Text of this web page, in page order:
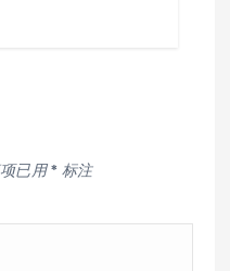
已用* 标注